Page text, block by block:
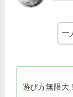
一
遊び方無限大！